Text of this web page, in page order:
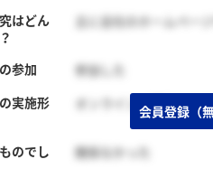
はどん
主に会社のホームペー
参加
参加した
実施形
オンライン（顔出しあ
のでし
関係なかった
会員登録（